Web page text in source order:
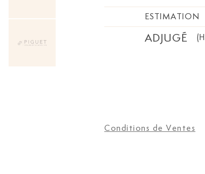
ESTIMATION
ADJUGÉ
Conditions de Ventes